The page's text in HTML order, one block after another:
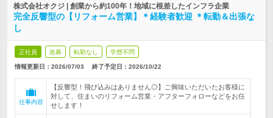
株式会社オクジ | 創業から約100年！地域に根差したインフラ企業
完全反響型の【リフォーム営業】＊経験者歓迎 ＊転勤＆出張な
し
正社員 急募 転勤なし 学歴不問
情報更新日：2026/07/03 終了予定日： 2026/10/22
仕事内容
【反響型！飛び込みはありません◎】ご興味いただいたお客様に
対して、住まいのリフォーム営業・アフターフォローなどをお任
せします！